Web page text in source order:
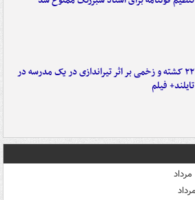
۲۲ کشته و زخمی بر اثر تیراندازی در یک مدرسه در
تایلند+ فیلم